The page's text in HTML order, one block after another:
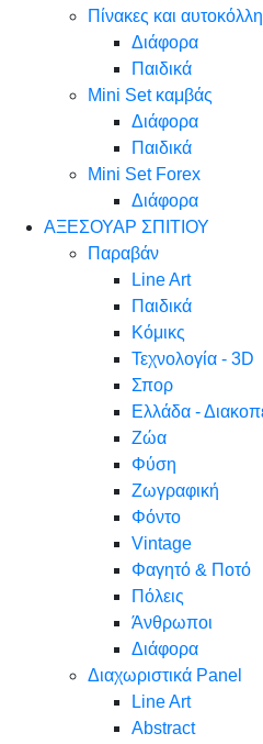
Πίνακες και
Διάφορα
Παιδικά
Mini Set καμβάς
Διάφορα
Παιδικά
Mini Set Forex
Διάφορα
ΑΞΕΣΟΥΑΡ ΣΠΙΤΙΟΥ
Παραβάν
Line Art
Παιδικά
Κόμικς
Τεχνολογία - 3D
Σπορ
Ελλάδα -
Ζώα
Φύση
Ζωγραφική
Φόντο
Vintage
Φαγητό & Ποτό
Πόλεις
Άνθρωποι
Διάφορα
Διαχωριστικά Panel
Line Art
Abstract